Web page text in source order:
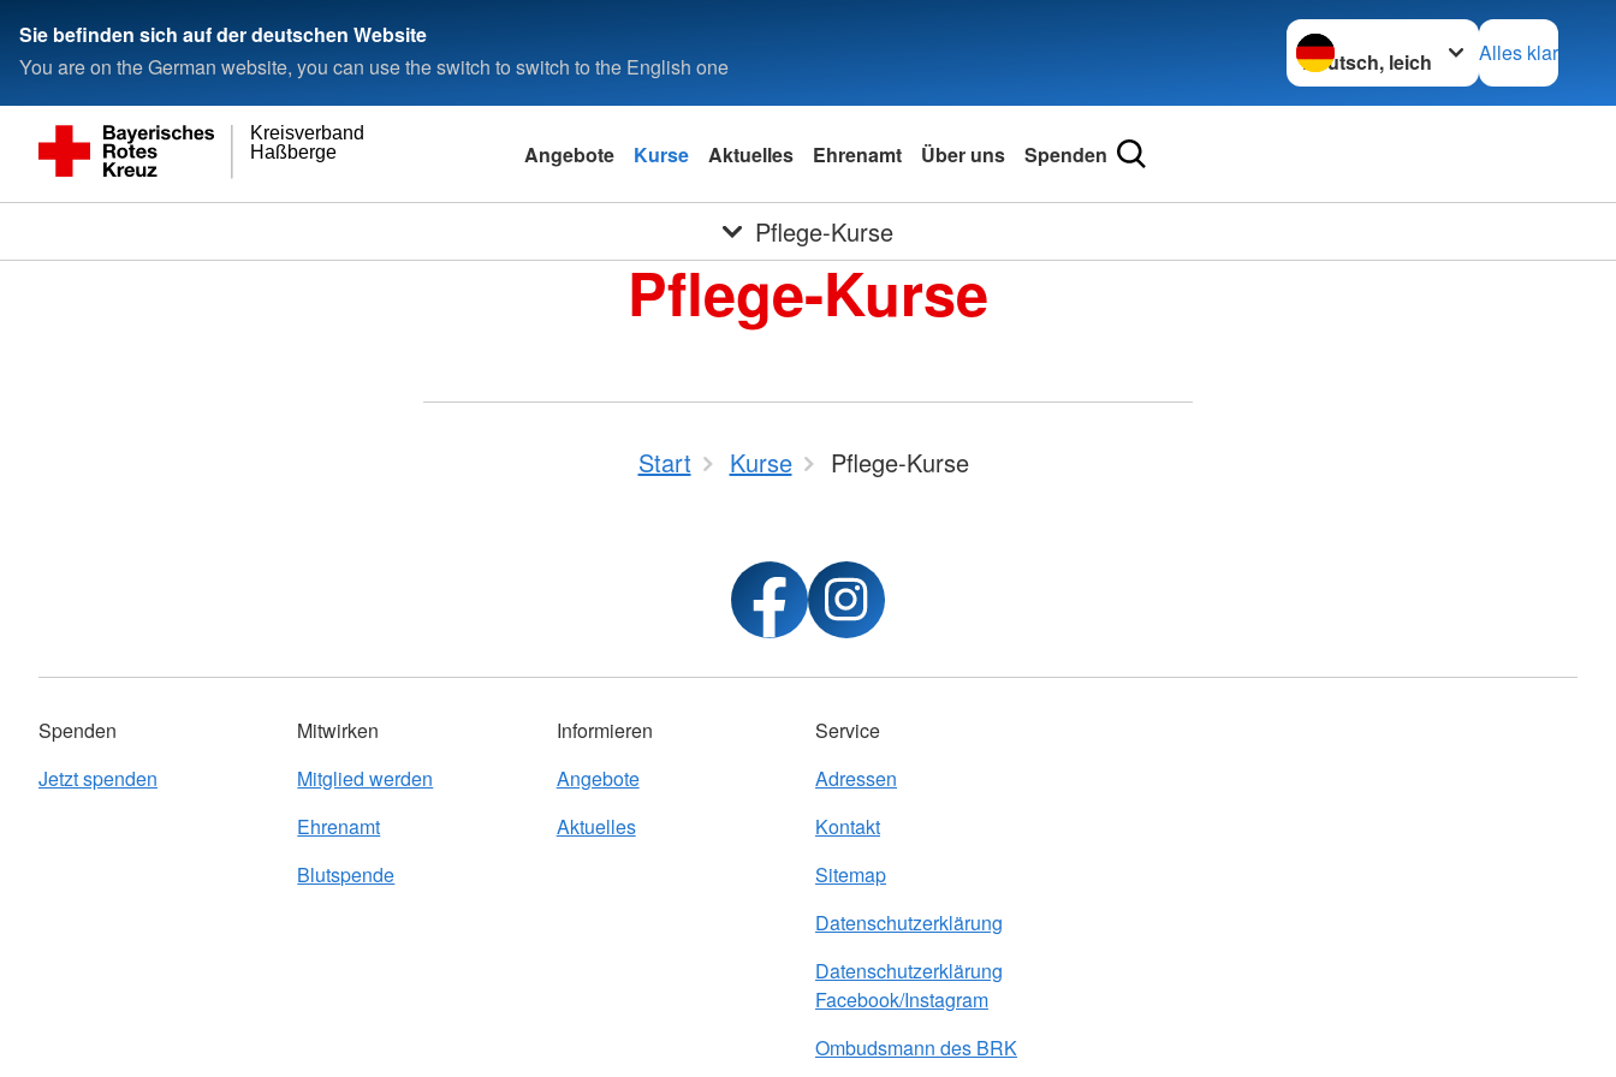
Sie befinden sich auf der deutschen Website
You are on the German website, you can use the switch to switch to the English one
Sprache wechseln zu
Alles klar
Haßberge
Kreisverband
Angebote Kurse Aktuelles Ehrenamt Über uns Spenden
Pflege-Kurse
Pflege-Kurse
Start Kurse Pflege-Kurse
Spenden
Jetzt spenden
Mitwirken
Mitglied werden
Ehrenamt
Blutspende
Informieren
Angebote
Aktuelles
Service
Adressen
Kontakt
Sitemap
Datenschutzerklärung
Datenschutzerklärung
Facebook/Instagram
Ombudsmann des BRK